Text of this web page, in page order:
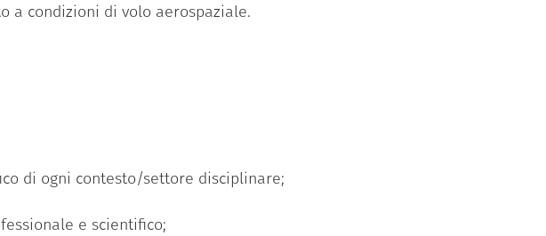
a condizioni di volo aerospaziale.
di ogni contesto/settore disciplinare;
e scientifico;